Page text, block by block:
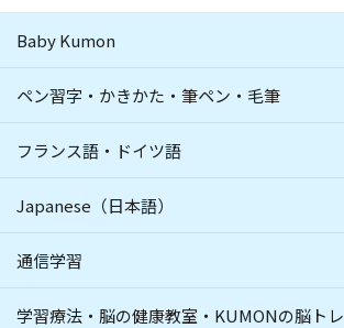
Baby Kumon
ペン習字・かきかた・筆ペン・毛筆
フランス語・ドイツ語
Japanese（日本語）
通信学習
学習療法・脳の健康教室・KUMONの脳トレ